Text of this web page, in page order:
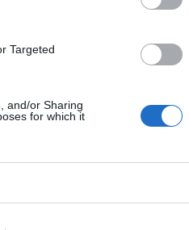
Targeted
and/or Sharing
for which it
më e madhe hekurudhore në 30
të Madhe